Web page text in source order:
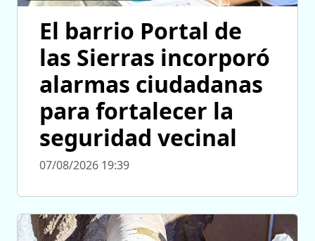
El barrio Portal de
las Sierras incorporó
alarmas ciudadanas
para fortalecer la
seguridad vecinal
07/08/2026 19:39